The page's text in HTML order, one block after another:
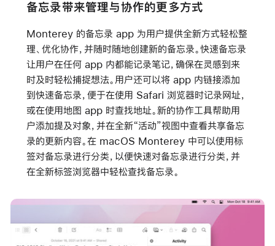
备忘录带来管理与协作的更多方式
Monterey 的备忘录 app 为用户提供全新方式轻松整
理、优化协作，并随时随地创建新的备忘录。快速备忘录
让用户在任何 app 内都能记录笔记，确保在灵感到来
时及时轻松捕捉想法。用户还可以将 app 内链接添加
到快速备忘录，便于在使用 Safari 浏览器时记录网址，
或在使用地图 app 时查找地址。新的协作工具帮助用
户添加提及对象，并在全新“活动”视图中查看共享备忘
录的更新内容。在 macOS Monterey 中可以使用标
签对备忘录进行分类，以便快速对备忘录进行分类，并
在全新标签浏览器中轻松查找备忘录。